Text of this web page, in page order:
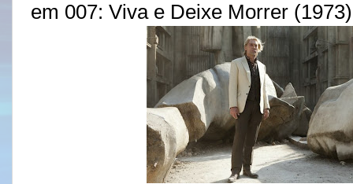
em 007: Viva e Deixe Morrer